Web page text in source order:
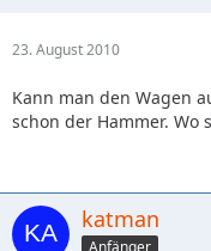
23. August 2010
Kann man den Wagen
schon der Hammer. Wo
katman
Anfänger